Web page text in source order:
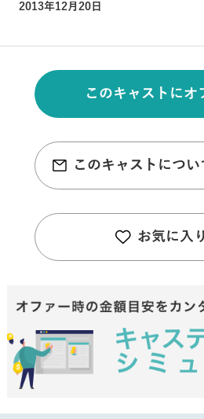
2013年12月20日
このキャストにオ
このキャストにつ
お気に入